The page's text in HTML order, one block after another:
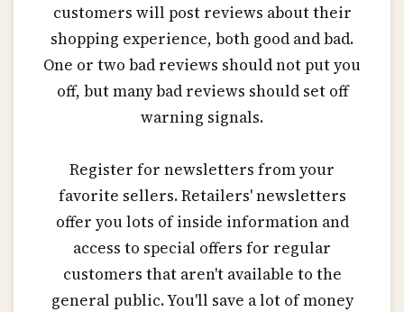
customers will post reviews about their
shopping experience, both good and bad.
One or two bad reviews should not put you
off, but many bad reviews should set off
warning signals.
Register for newsletters from your
favorite sellers. Retailers' newsletters
offer you lots of inside information and
access to special offers for regular
customers that aren't available to the
general public. You'll save a lot of money